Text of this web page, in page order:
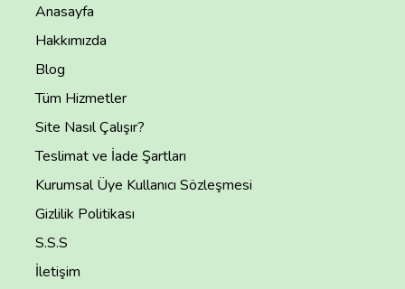
Anasayfa
Hakkımızda
Blog
Tüm Hizmetler
Site Nasıl Çalışır?
Teslimat ve İade Şartları
Kurumsal Üye Kullanıcı Sözleşmesi
Gizlilik Politikası
S.S.S
İletişim